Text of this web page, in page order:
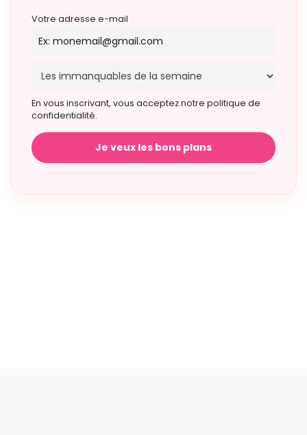
Votre adresse e-mail
En vous inscrivant, vous acceptez notre politique de
confidentialité.